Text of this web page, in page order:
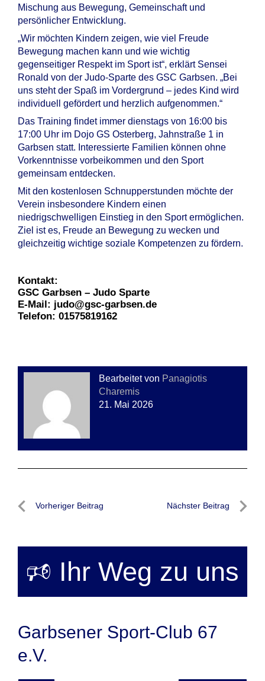
Mischung aus Bewegung, Gemeinschaft und
persönlicher Entwicklung.
„Wir möchten Kindern zeigen, wie viel Freude
Bewegung machen kann und wie wichtig
gegenseitiger Respekt im Sport ist“, erklärt Sensei
Ronald von der Judo-Sparte des GSC Garbsen. „Bei
uns steht der Spaß im Vordergrund – jedes Kind wird
individuell gefördert und herzlich aufgenommen.“
Das Training findet immer dienstags von 16:00 bis
17:00 Uhr im Dojo GS Osterberg, Jahnstraße 1 in
Garbsen statt. Interessierte Familien können ohne
Vorkenntnisse vorbeikommen und den Sport
gemeinsam entdecken.
Mit den kostenlosen Schnupperstunden möchte der
Verein insbesondere Kindern einen
niedrigschwelligen Einstieg in den Sport ermöglichen.
Ziel ist es, Freude an Bewegung zu wecken und
gleichzeitig wichtige soziale Kompetenzen zu fördern.
Kontakt:
GSC Garbsen – Judo Sparte
E-Mail: judo@gsc-garbsen.de
Telefon: 01575819162
Bearbeitet von Panagiotis
Charemis
21. Mai 2026
Beitragsnavigation
Vorheriger Beitrag Nächster Beitrag
🕫 Ihr Weg zu uns
Garbsener Sport-Club 67
e.V.